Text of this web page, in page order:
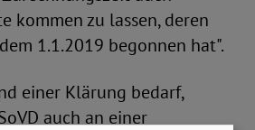
kommen zu lassen, deren
1.1.2019 begonnen hat".
einer Klärung bedarf,
auch an einer